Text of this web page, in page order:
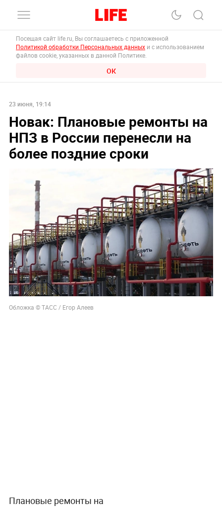
Посещая сайт life.ru, Вы соглашаетесь с приложенной
Политикой обработки Персональных данных и с использованием
файлов cookie, указанных в данной Политике.
ОК
23 июня, 19:14
Новак: Плановые ремонты на
НПЗ в России перенесли на
более поздние сроки
Обложка © ТАСС / Егор Алеев
Плановые ремонты на